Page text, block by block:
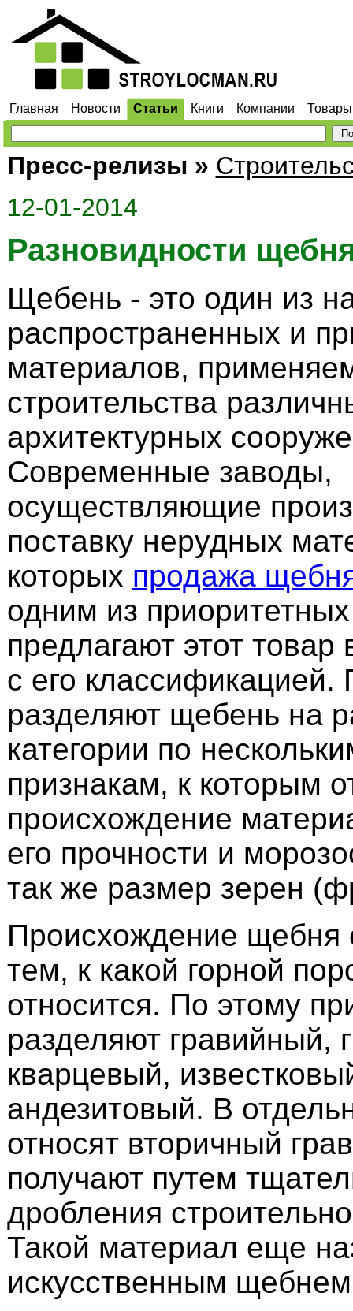
Главная Новости Статьи Книги Компании Товары
Пресс-релизы »
12-01-2014
Разновидности
Щебень - это один из
распространенных и
материалов,
строительства
архитектурных
Современные заводы,
осуществляющие
поставку нерудных
которых продажа
одним из
предлагают этот товар
с его классификацией.
разделяют щебень на
категории по
признакам, к которым
происхождение
его прочности и
так же размер зерен
Происхождение щебня
тем, к какой горной
относится. По этому
разделяют гравийный,
кварцевый,
андезитовый. В
относят вторичный
получают путем
дробления
Такой материал еще
искусственным